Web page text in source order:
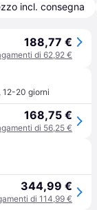
incl. consegna
188,77 €
di 62,92 €
, 12-20 giorni
168,75 €
di 56,25 €
344,99 €
di 114,99 €